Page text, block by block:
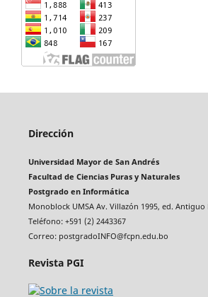
Dirección
Universidad Mayor de San Andrés
Facultad de Ciencias Puras y Naturales
Postgrado en Informática
Monoblock UMSA Av. Villazón 1995, ed. Antiguo
Teléfono: +591 (2) 2443367
Correo: postgradoINFO@fcpn.edu.bo
Revista PGI